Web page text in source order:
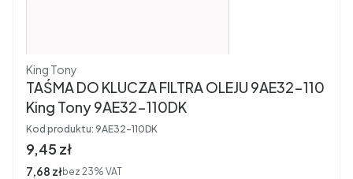
Producent
King Tony
TAŚMA DO KLUCZA FILTRA OLEJU 9AE32-110
King Tony 9AE32-110DK
Kod produktu: 9AE32-110DK
Cena brutto
9,45 zł
Cena netto
7,68 złbez 23% VAT